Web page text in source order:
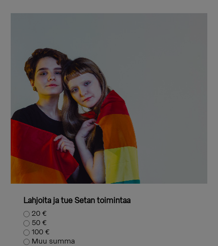
Lahjoita ja tue Setan toimintaa
20 €
50 €
100 €
Muu summa